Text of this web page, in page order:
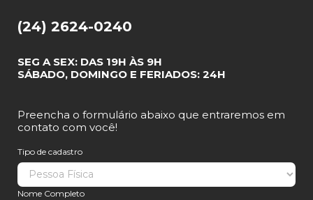
(24) 2624-0240
SEG A SEX: DAS 19H ÀS 9H
SÁBADO, DOMINGO E FERIADOS: 24H
Preencha o formulário abaixo que entraremos em
contato com você!
Tipo de cadastro
Nome Completo